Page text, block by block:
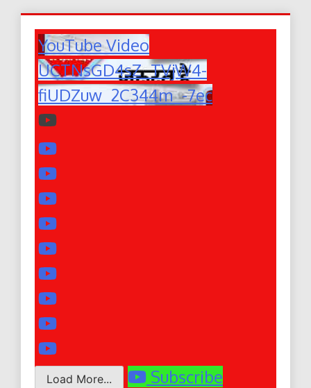
YouTube Video
UCTNsGD4sZ_TVjW4-
fiUDZuw_2C344m_-7ec
Load More... Subscribe